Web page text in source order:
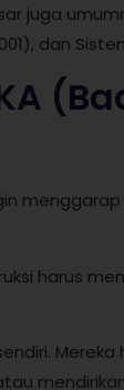
juga
dan
harus